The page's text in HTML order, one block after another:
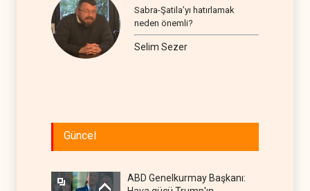
Sabra-Şatila’yı hatırlamak
neden önemli?
Selim Sezer
Güncel
ABD Genelkurmay Başkanı: